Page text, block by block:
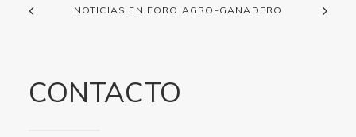
NOTICIAS EN FORO AGRO-GANADERO
CONTACTO